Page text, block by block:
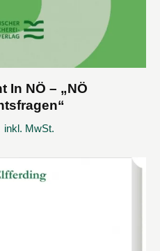
In NÖ – „NÖ
inkl. MwSt.